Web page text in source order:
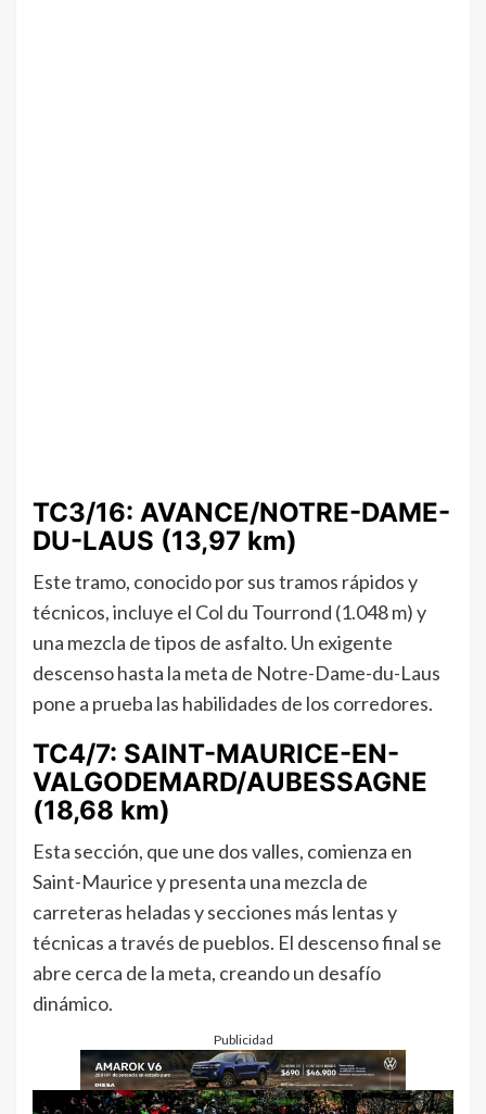
TC3/16: AVANCE/NOTRE-DAME-
DU-LAUS (13,97 km)
Este tramo, conocido por sus tramos rápidos y
técnicos, incluye el Col du Tourrond (1.048 m) y
una mezcla de tipos de asfalto. Un exigente
descenso hasta la meta de Notre-Dame-du-Laus
pone a prueba las habilidades de los corredores.
TC4/7: SAINT-MAURICE-EN-
VALGODEMARD/AUBESSAGNE
(18,68 km)
Esta sección, que une dos valles, comienza en
Saint-Maurice y presenta una mezcla de
carreteras heladas y secciones más lentas y
técnicas a través de pueblos. El descenso final se
abre cerca de la meta, creando un desafío
dinámico.
Publicidad